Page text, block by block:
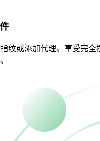
纹或添加代理。享受完全